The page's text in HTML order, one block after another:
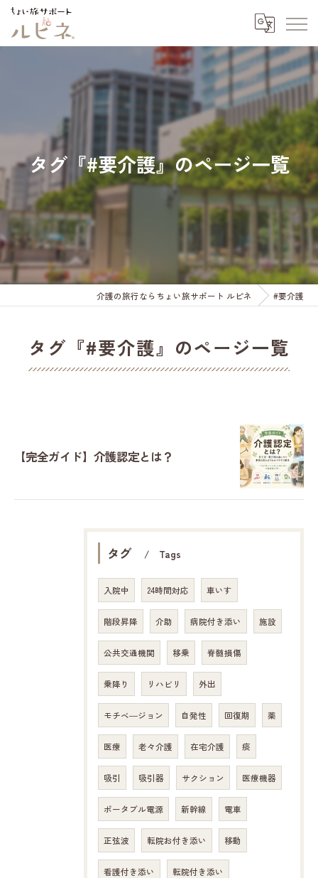
タグ『#要介護』のページ一覧
介護の旅行ならちょい旅サポート ルピネ #要介護
タグ『#要介護』のページ一覧
【完全ガイド】介護認定とは？
タグ Tags
入院中 24時間対応 車いす
階段昇降 介助 病院付き添い 施設
公共交通機関 移乗 脊髄損傷
乗降り リハビリ 外出
モチベ―ジョン 自発性 回復期 薬
医療 老々介護 在宅介護 痰
吸引 吸引器 サクション 医療機器
ポータブル電源 新幹線 電車
正弦波 転院お付き添い 移動
看護付き添い 転院付き添い